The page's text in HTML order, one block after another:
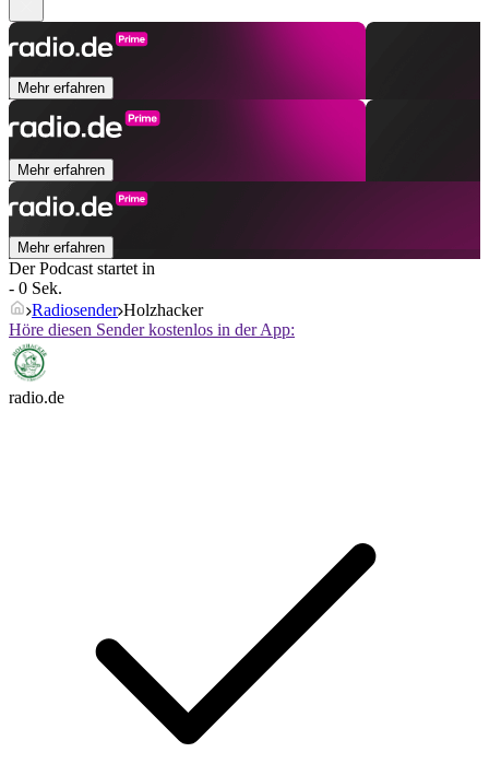
Mehr erfahren
Mehr erfahren
Mehr erfahren
Der Podcast startet in
- 0 Sek.
Radiosender Holzhacker
Höre diesen Sender kostenlos in der App:
radio.de